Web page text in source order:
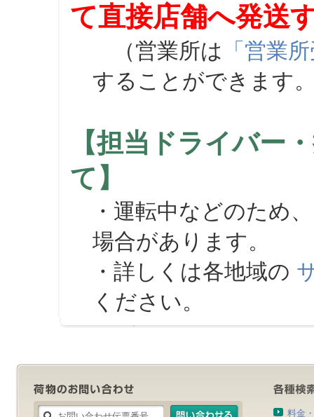
て直接店舗へ発送
（営業所は 「営業
することができます
【担当ドライバー
て】
・運転中などのため
場合があります。
・詳しくは各地域の
ください。
料金